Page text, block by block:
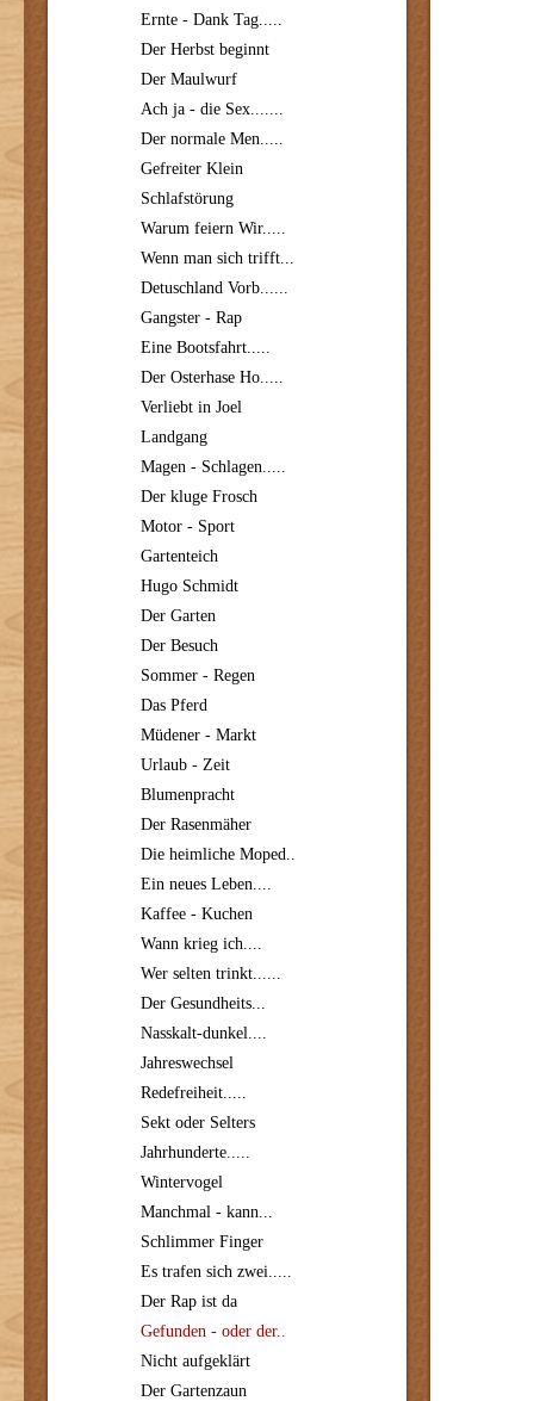
Ernte - Dank Tag.....
Der Herbst beginnt
Der Maulwurf
Ach ja - die Sex.......
Der normale Men.....
Gefreiter Klein
Schlafstörung
Warum feiern Wir.....
Wenn man sich trifft...
Detuschland Vorb......
Gangster - Rap
Eine Bootsfahrt.....
Der Osterhase Ho.....
Verliebt in Joel
Landgang
Magen - Schlagen.....
Der kluge Frosch
Motor - Sport
Gartenteich
Hugo Schmidt
Der Garten
Der Besuch
Sommer - Regen
Das Pferd
Müdener - Markt
Urlaub - Zeit
Blumenpracht
Der Rasenmäher
Die heimliche Moped..
Ein neues Leben....
Kaffee - Kuchen
Wann krieg ich....
Wer selten trinkt......
Der Gesundheits...
Nasskalt-dunkel....
Jahreswechsel
Redefreiheit.....
Sekt oder Selters
Jahrhunderte.....
Wintervogel
Manchmal - kann...
Schlimmer Finger
Es trafen sich zwei.....
Der Rap ist da
Gefunden - oder der..
Nicht aufgeklärt
Der Gartenzaun